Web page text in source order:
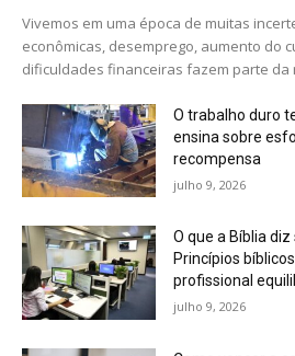
Vivemos em uma época de muitas
econômicas, desemprego, aumento do
dificuldades financeiras fazem parte da
O trabalho duro
ensina sobre
recompensa
julho 9, 2026
O que a Bíblia
Princípios
profissional
julho 9, 2026